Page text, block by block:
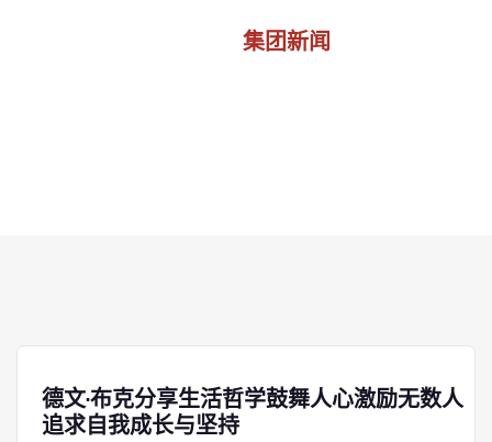
集团新闻
德文·布克分享生活哲学鼓舞人心激励无数人
追求自我成长与坚持